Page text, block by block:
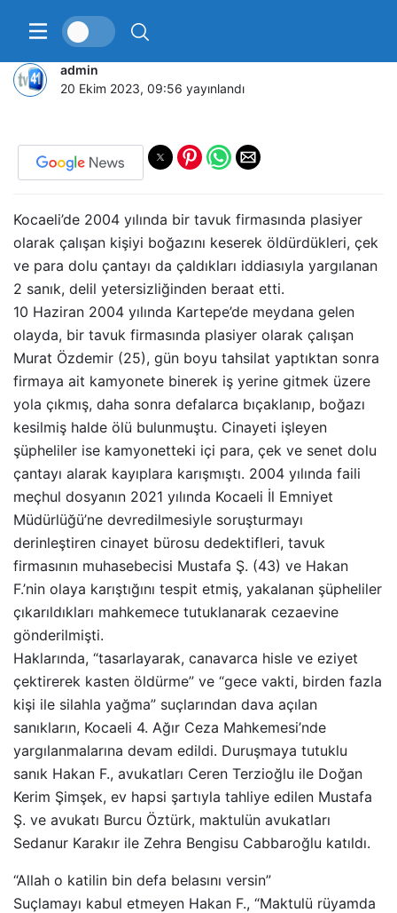
Delil yetersizliği beraat ettirdi
admin
20 Ekim 2023, 09:56 yayınlandı
Kocaeli’de 2004 yılında bir tavuk firmasında plasiyer
olarak çalışan kişiyi boğazını keserek öldürdükleri, çek
ve para dolu çantayı da çaldıkları iddiasıyla yargılanan
2 sanık, delil yetersizliğinden beraat etti.
10 Haziran 2004 yılında Kartepe’de meydana gelen
olayda, bir tavuk firmasında plasiyer olarak çalışan
Murat Özdemir (25), gün boyu tahsilat yaptıktan sonra
firmaya ait kamyonete binerek iş yerine gitmek üzere
yola çıkmış, daha sonra defalarca bıçaklanıp, boğazı
kesilmiş halde ölü bulunmuştu. Cinayeti işleyen
şüpheliler ise kamyonetteki içi para, çek ve senet dolu
çantayı alarak kayıplara karışmıştı. 2004 yılında faili
meçhul dosyanın 2021 yılında Kocaeli İl Emniyet
Müdürlüğü’ne devredilmesiyle soruşturmayı
derinleştiren cinayet bürosu dedektifleri, tavuk
firmasının muhasebecisi Mustafa Ş. (43) ve Hakan
F.’nin olaya karıştığını tespit etmiş, yakalanan şüpheliler
çıkarıldıkları mahkemece tutuklanarak cezaevine
gönderilmişti.
Haklarında, “tasarlayarak, canavarca hisle ve eziyet
çektirerek kasten öldürme” ve “gece vakti, birden fazla
kişi ile silahla yağma” suçlarından dava açılan
sanıkların, Kocaeli 4. Ağır Ceza Mahkemesi’nde
yargılanmalarına devam edildi. Duruşmaya tutuklu
sanık Hakan F., avukatları Ceren Terzioğlu ile Doğan
Kerim Şimşek, ev hapsi şartıyla tahliye edilen Mustafa
Ş. ve avukatı Burcu Öztürk, maktulün avukatları
Sedanur Karakır ile Zehra Bengisu Cabbaroğlu katıldı.
“Allah o katilin bin defa belasını versin”
Suçlamayı kabul etmeyen Hakan F., “Maktulü rüyamda